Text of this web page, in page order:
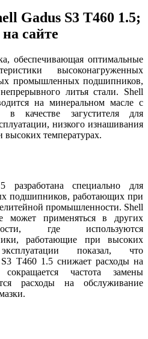
Gadus S3 T460 1.5;
сайте
обеспечивающая оптимальные
высоконагруженных
промышленных подшипников,
литья стали. Shell
на минеральном масле с
в качестве загустителя для
низкого изнашивания
высоких температурах.
специально для
подшипников, работающих при
промышленности. Shell
может применяться в других
где используются
работающие при высоких
показал, что
T460 1.5 снижает расходы на
частота замены
расходы на обслуживание